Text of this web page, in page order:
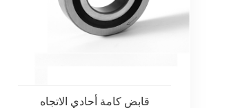
قابض كامة أحادي الاتجاه